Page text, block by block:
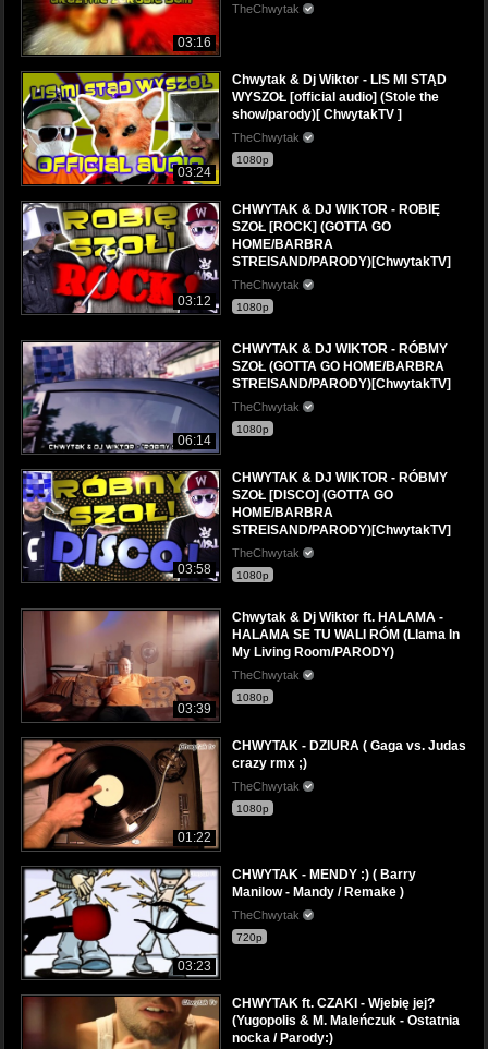
03:16
TheChwytak
03:24
Chwytak & Dj Wiktor - LIS MI STĄD
WYSZOŁ [official audio] (Stole the
show/parody)[ ChwytakTV ]
TheChwytak
1080p
03:12
CHWYTAK & DJ WIKTOR - ROBIĘ
SZOŁ [ROCK] (GOTTA GO
HOME/BARBRA
STREISAND/PARODY)[ChwytakTV]
TheChwytak
1080p
06:14
CHWYTAK & DJ WIKTOR - RÓBMY
SZOŁ (GOTTA GO HOME/BARBRA
STREISAND/PARODY)[ChwytakTV]
TheChwytak
1080p
03:58
CHWYTAK & DJ WIKTOR - RÓBMY
SZOŁ [DISCO] (GOTTA GO
HOME/BARBRA
STREISAND/PARODY)[ChwytakTV]
TheChwytak
1080p
03:39
Chwytak & Dj Wiktor ft. HALAMA -
HALAMA SE TU WALI RÓM (Llama In
My Living Room/PARODY)
TheChwytak
1080p
01:22
CHWYTAK - DZIURA ( Gaga vs. Judas
crazy rmx ;)
TheChwytak
1080p
03:23
CHWYTAK - MENDY :) ( Barry
Manilow - Mandy / Remake )
TheChwytak
720p
CHWYTAK ft. CZAKI - Wjebię jej?
(Yugopolis & M. Maleńczuk - Ostatnia
nocka / Parody:)